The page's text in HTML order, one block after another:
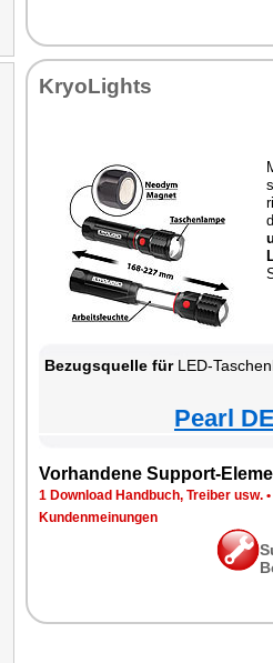
KryoLights
Bezugsquelle fürLED-
Pearl
Vorhandene Support-
1 Download Handbuch, Treiber usw. •
Kundenmeinungen